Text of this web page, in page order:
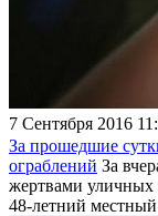
7 Сентября 2016
За прошедшие
ограблений За
жертвами уличных
48-летний